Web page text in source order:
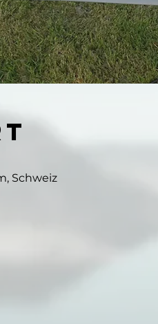
Schweiz